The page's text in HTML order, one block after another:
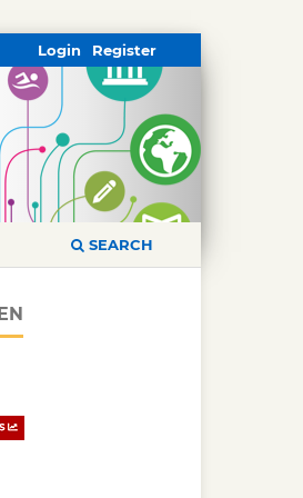
SEARCH
Register
Login